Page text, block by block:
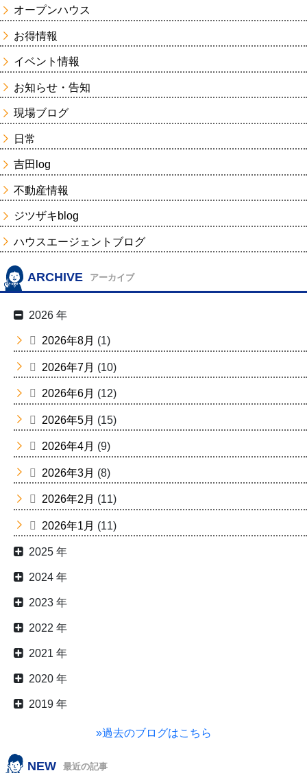
オープンハウス
お得情報
イベント情報
お知らせ・告知
現場ブログ
日常
吉田log
不動産情報
ジツザキblog
ハウスエージェントブログ
ARCHIVE アーカイブ
2026 年
2026年8月 (1)
2026年7月 (10)
2026年6月 (12)
2026年5月 (15)
2026年4月 (9)
2026年3月 (8)
2026年2月 (11)
2026年1月 (11)
2025 年
2024 年
2023 年
2022 年
2021 年
2020 年
2019 年
»過去のブログはこちら
NEW 最近の記事